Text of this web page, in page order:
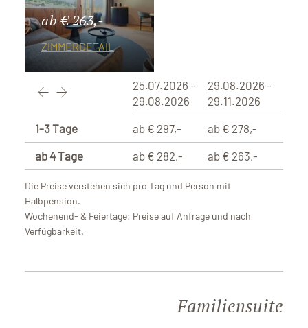
ab € 263,-
ZIMMERDETAIL
25.07.2026 -
29.08.2026
29.08.2026 -
29.11.2026
1-3 Tage
ab 4 Tage
ab € 297,-
ab € 282,-
ab € 278,-
ab € 263,-
Die Preise verstehen sich pro Tag und Person mit
Halbpension.
Wochenend- & Feiertage: Preise auf Anfrage und nach
Verfügbarkeit.
Familiensuite